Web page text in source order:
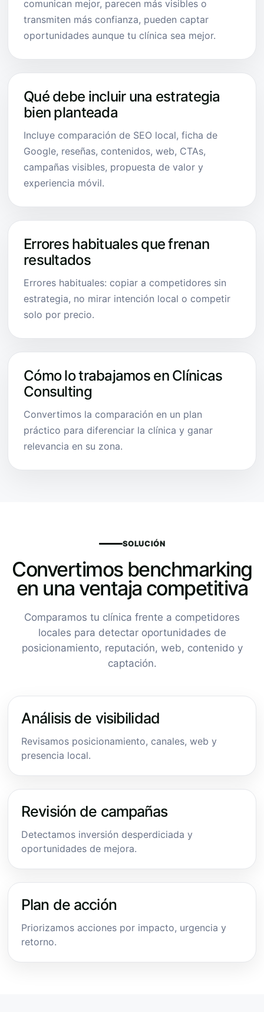
comunican mejor, parecen más visibles o
transmiten más confianza, pueden captar
oportunidades aunque tu clínica sea mejor.
Qué debe incluir una estrategia
bien planteada
Incluye comparación de SEO local, ficha de
Google, reseñas, contenidos, web, CTAs,
campañas visibles, propuesta de valor y
experiencia móvil.
Errores habituales que frenan
resultados
Errores habituales: copiar a competidores sin
estrategia, no mirar intención local o competir
solo por precio.
Cómo lo trabajamos en Clínicas
Consulting
Convertimos la comparación en un plan
práctico para diferenciar la clínica y ganar
relevancia en su zona.
SOLUCIÓN
Convertimos benchmarking
en una ventaja competitiva
Comparamos tu clínica frente a competidores
locales para detectar oportunidades de
posicionamiento, reputación, web, contenido y
captación.
Análisis de visibilidad
Revisamos posicionamiento, canales, web y
presencia local.
Revisión de campañas
Detectamos inversión desperdiciada y
oportunidades de mejora.
Plan de acción
Priorizamos acciones por impacto, urgencia y
retorno.